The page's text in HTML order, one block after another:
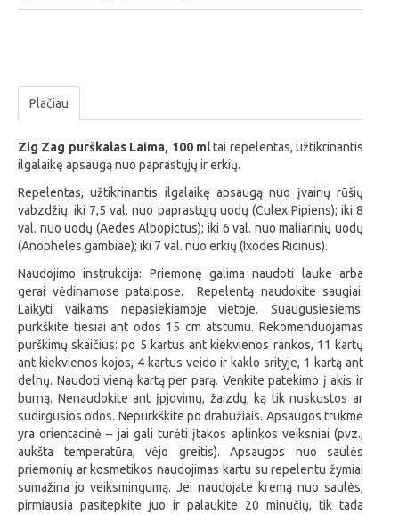
Plačiau
Zig Zag purškalas Laima, 100 mltai repelentas, užtikrinantis
ilgalaikę apsaugą nuo paprastųjų ir erkių.
Repelentas, užtikrinantis ilgalaikę apsaugą nuo įvairių rūšių
vabzdžių: iki 7,5 val. nuo paprastųjų uodų (Culex Pipiens); iki 8
val. nuo uodų (Aedes Albopictus); iki 6 val. nuo maliarinių uodų
(Anopheles gambiae); iki 7 val. nuo erkių (Ixodes Ricinus).
Naudojimo instrukcija: Priemonę galima naudoti lauke arba
gerai vėdinamose patalpose. Repelentą naudokite saugiai.
Laikyti vaikams nepasiekiamoje vietoje. Suaugusiesiems:
purkškite tiesiai ant odos 15 cm atstumu. Rekomenduojamas
purškimų skaičius: po 5 kartus ant kiekvienos rankos, 11 kartų
ant kiekvienos kojos, 4 kartus veido ir kaklo srityje, 1 kartą ant
delnų. Naudoti vieną kartą per parą. Venkite patekimo į akis ir
burną. Nenaudokite ant įpjovimų, žaizdų, ką tik nuskustos ar
sudirgusios odos. Nepurkškite po drabužiais. Apsaugos trukmė
yra orientacinė – jai gali turėti įtakos aplinkos veiksniai (pvz.,
aukšta temperatūra, vėjo greitis). Apsaugos nuo saulės
priemonių ar kosmetikos naudojimas kartu su repelentu žymiai
sumažina jo veiksmingumą. Jei naudojate kremą nuo saulės,
pirmiausia pasitepkite juo ir palaukite 20 minučių, tik tada